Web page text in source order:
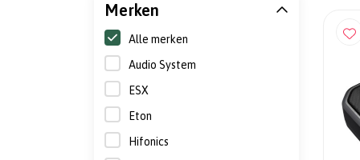
Merken
Alle merken
Audio System
ESX
Eton
Hifonics